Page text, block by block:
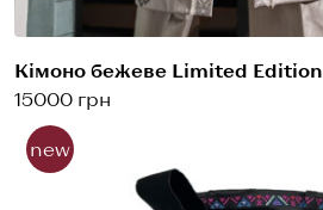
Кімоно бежеве Limited Edition
15000 грн
new